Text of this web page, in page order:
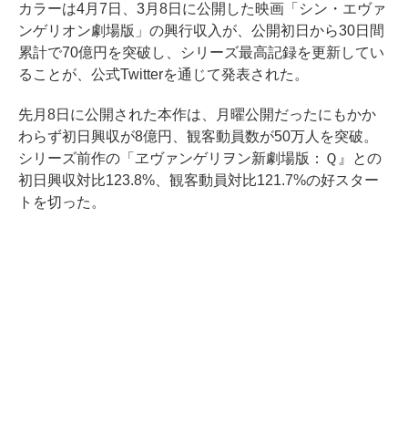
カラーは4月7日、3月8日に公開した映画「シン・エヴァ
ンゲリオン劇場版」の興行収入が、公開初日から30日間
累計で70億円を突破し、シリーズ最高記録を更新してい
ることが、公式Twitterを通じて発表された。
先月8日に公開された本作は、月曜公開だったにもかか
わらず初日興収が8億円、観客動員数が50万人を突破。
シリーズ前作の「ヱヴァンゲリヲン新劇場版：Ｑ』との
初日興収対比123.8%、観客動員対比121.7%の好スター
トを切った。